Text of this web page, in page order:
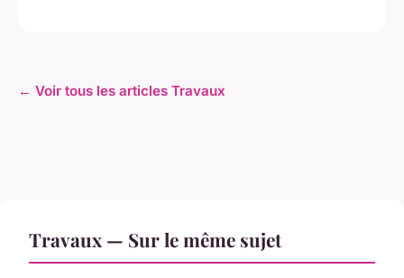
← Voir tous les articles Travaux
Travaux — Sur le même sujet